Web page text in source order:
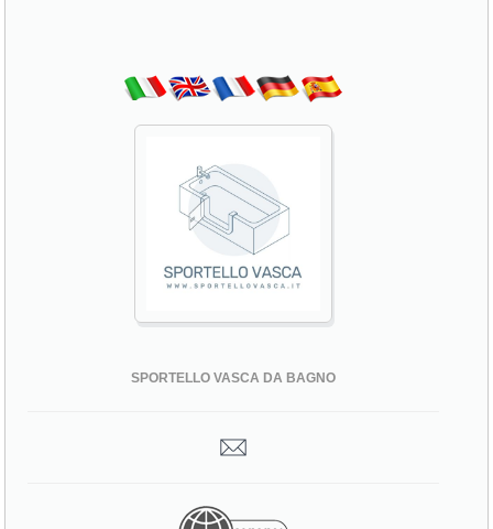
SPORTELLO VASCA DA BAGNO